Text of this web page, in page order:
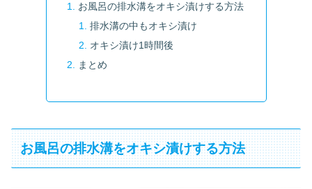
お風呂の排水溝をオキシ漬けする方法
排水溝の中もオキシ漬け
オキシ漬け1時間後
まとめ
お風呂の排水溝をオキシ漬けする方法